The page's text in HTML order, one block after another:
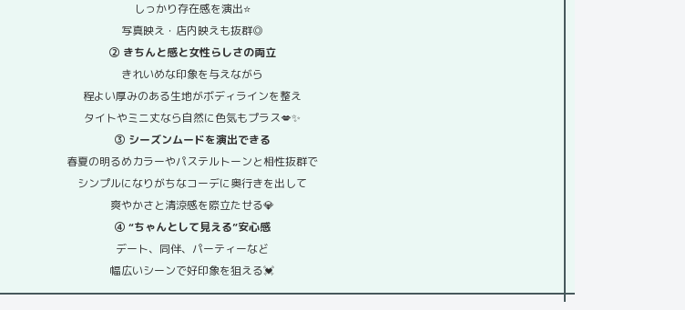
しっかり存在感を演出⭐️
写真映え・店内映えも抜群◎
② きちんと感と女性らしさの両立
きれいめな印象を与えながら
程よい厚みのある生地がボディラインを整え
タイトやミニ丈なら自然に色気もプラス💋✨
③ シーズンムードを演出できる
春夏の明るめカラーやパステルトーンと相性抜群で
シンプルになりがちなコーデに奥行きを出して
爽やかさと清涼感を際立たせる💎
④ “ちゃんとして見える”安心感
デート、同伴、パーティーなど
幅広いシーンで好印象を狙える💓